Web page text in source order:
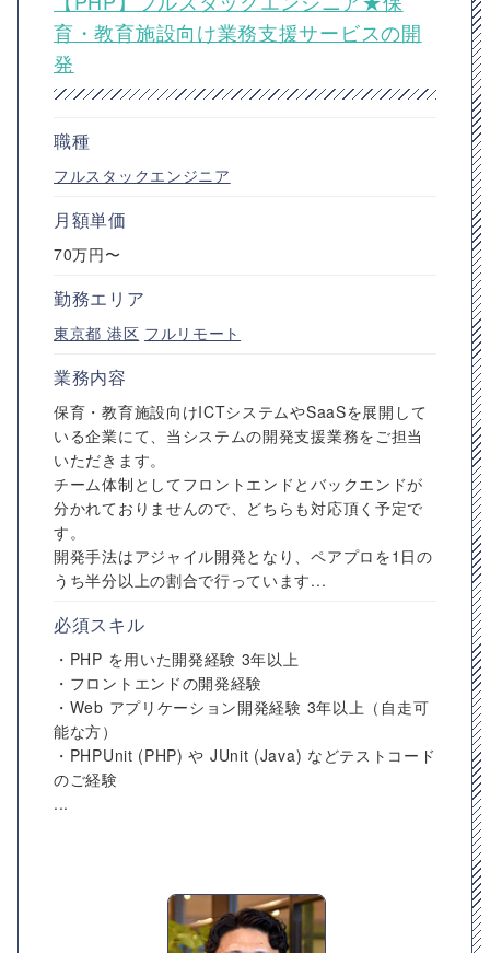
育・教育施設向け業務支援サービスの開
発
職種
フルスタックエンジニア
月額単価
70万円〜
勤務エリア
東京都 港区 フルリモート
業務内容
保育・教育施設向けICTシステムやSaaSを展開して
いる企業にて、当システムの開発支援業務をご担当
いただきます。
チーム体制としてフロントエンドとバックエンドが
分かれておりませんので、どちらも対応頂く予定で
す。
開発手法はアジャイル開発となり、ペアプロを1日の
うち半分以上の割合で行っています...
必須スキル
・PHP を用いた開発経験 3年以上
・フロントエンドの開発経験
・Web アプリケーション開発経験 3年以上（自走可
能な方）
・PHPUnit (PHP) や JUnit (Java) などテストコード
のご経験
...